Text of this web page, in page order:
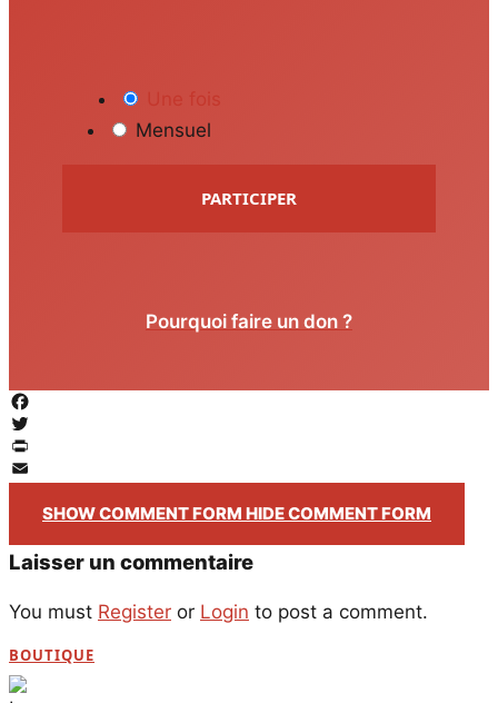
Mensuel
PARTICIPER
Pourquoi faire un don ?
Facebook
Twitter
PrintFriendly
Email
SHOW COMMENT FORM HIDE COMMENT FORM
Laisser un commentaire
You must Register or Login to post a comment.
BOUTIQUE